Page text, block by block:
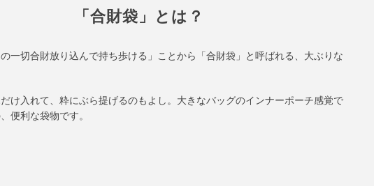
「合財袋」とは？
の一切合財放り込んで持ち歩ける」ことから「合財袋」と呼ばれる、大ぶりな
け入れて、粋にぶら提げるのもよし。大きなバッグのインナーポーチ感覚で
便利な袋物です。